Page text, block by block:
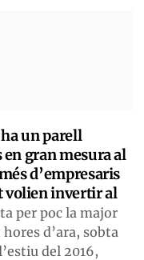
un parell
en gran mesura al
d’empresaris
volien invertir al
per poc la major
d’ara, sobta
del 2016,